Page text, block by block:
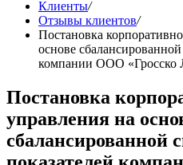
Клиенты/
Отзывы клиентов/
Постановка
основе
компании ООО «Гросско
Постановка
управления на
сбалансированной